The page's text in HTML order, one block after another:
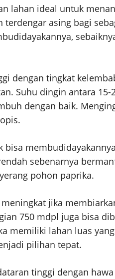
lahan ideal untuk
asing bagi
dengan tingkat
Suhu dingin antara 15-
dengan baik.
sebenarnya
pohon paprika.
jika
750 mdpl juga bisa
memiliki lahan luas
pilihan tepat.
tinggi dengan